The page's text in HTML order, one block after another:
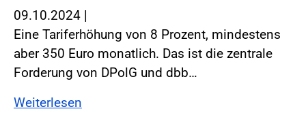
09.10.2024 |
Eine Tariferhöhung von 8 Prozent, mindestens
aber 350 Euro monatlich. Das ist die zentrale
Forderung von DPolG und dbb…
Weiterlesen